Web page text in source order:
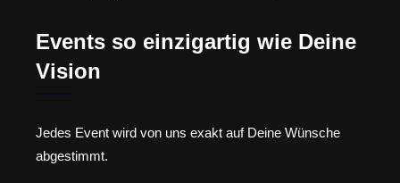
Events so einzigartig wie Deine
Vision
Jedes Event wird von uns exakt auf Deine Wünsche
abgestimmt.